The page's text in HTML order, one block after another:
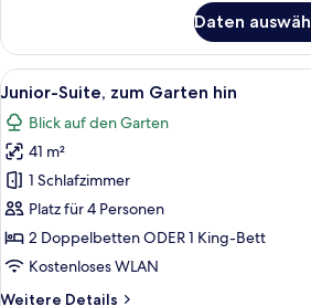
Suite,
Terrasse
(Pool
Access)
Daten
Alle
Fotos
für
Junior-
Suite,
zum
Garten
hin
Ein
6
Junior-Suite, zum Garten hin
Blick auf den Garten
41 m²
1 Schlafzimmer
Platz für 4 Personen
2 Doppelbetten ODER 1 King-Bett
Kostenloses WLAN
Weitere Details
Weitere